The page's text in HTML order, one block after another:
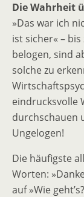
Die Wahrheit
»Das war ich
ist sicher« –
belogen, sind
solche zu
eindrucksvolle
durchschauen
Ungelogen!
Die häufigste
Worten:
auf »Wie